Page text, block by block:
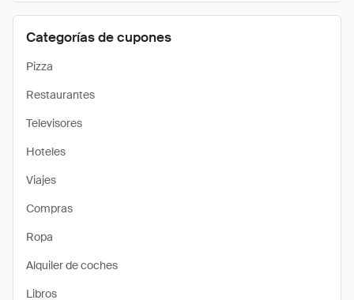
Categorías de cupones
Pizza
Restaurantes
Televisores
Hoteles
Viajes
Compras
Ropa
Alquiler de coches
Libros